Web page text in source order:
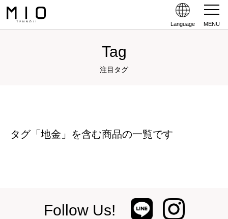
Language MENU
Tag
注目タグ
タグ「地金」を含む商品の一覧です
Follow Us!